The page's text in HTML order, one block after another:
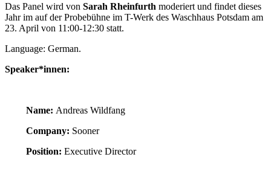
Das Panel wird von Sarah Rheinfurth moderiert und findet dieses
Jahr im auf der Probebühne im T-Werk des Waschhaus Potsdam am
23. April von 11:00-12:30 statt.
Language: German.
Speaker*innen:
Name: Andreas Wildfang
Company: Sooner
Position: Executive Director